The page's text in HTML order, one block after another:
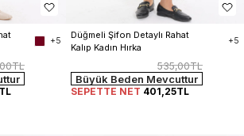
+5
Düğmeli Şifon Detaylı Rahat
Kalıp Kadın Hırka
+5
535,00TL
Büyük Beden Mevcuttur
SEPETTE NET 401,25TL